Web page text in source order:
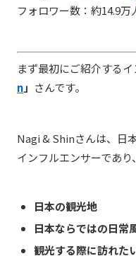
フォロワー数：約14.9万
まず最初にご紹介するイ
n」 さんです。
Nagi & Shinさんは、日
インフルエンサーであり、
日本の観光地
日本ならではの日常
観光する際に訪れた